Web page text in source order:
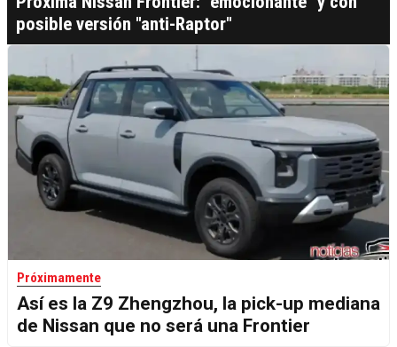
posible versión "anti-Raptor"
Próximamente
Así es la Z9 Zhengzhou, la pick-up mediana
de Nissan que no será una Frontier